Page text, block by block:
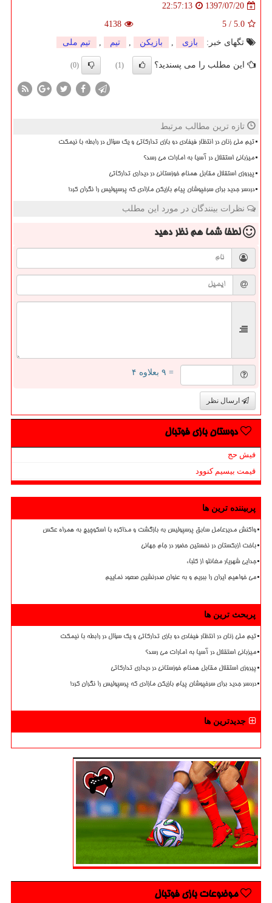
1397/07/20
22:57:13
5.0
/
5
4138
تگهای خبر:
بازی , بازیكن , تیم , تیم ملی
این مطلب را می پسندید؟ (1)
(0)
تازه ترین مطالب مرتبط
تیم ملی زنان در انتظار فیفادی دو بازی تدارکاتی و یک سؤال در رابطه با نیمکت
میزبانی استقلال در آسیا به امارات می رسد؟
پیروزی استقلال مقابل همنام خوزستانی در دیداری تدارکاتی
دردسر جدید برای سرخپوشان پیام بازیکن مازادی که پرسپولیس را نگران کرد!
نظرات بینندگان در مورد این مطلب
لطفا شما همنظر دهید
= ۹ بعلاوه ۴
ارسال نظر
دوستان بازی فوتبال
فیش حج
قیمت بیسیم کنوود
پربیننده ترین ها
واکنش مدیرعامل سابق پرسپولیس به بازگشت و مذاکره با اسکوچیچ به همراه عکس
باخت ازبکستان در نخستین حضور در جام جهانی
جدایی شهریار مغانلو از کلباء
می خواهیم ایران را ببریم و به عنوان صدرنشین صعود نماییم
پربحث ترین ها
تیم ملی زنان در انتظار فیفادی دو بازی تدارکاتی و یک سؤال در رابطه با نیمکت
میزبانی استقلال در آسیا به امارات می رسد؟
پیروزی استقلال مقابل همنام خوزستانی در دیداری تدارکاتی
دردسر جدید برای سرخپوشان پیام بازیکن مازادی که پرسپولیس را نگران کرد!
جدیدترین ها
موضوعات بازی فوتبال